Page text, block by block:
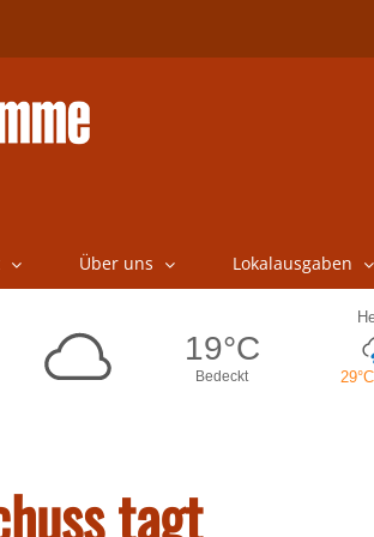
Über uns Lokalausgaben
tagt